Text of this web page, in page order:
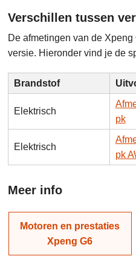
Verschillen tussen
De afmetingen van de
versie. Hieronder vind je de
Brandstof
Elektrisch
pk
Elektrisch
pk
Meer info
Motoren en prestaties
Xpeng G6